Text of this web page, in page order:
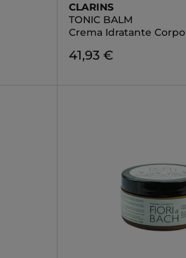
CLARINS
TONIC BALM
Crema Idratante Corpo
41,93 €